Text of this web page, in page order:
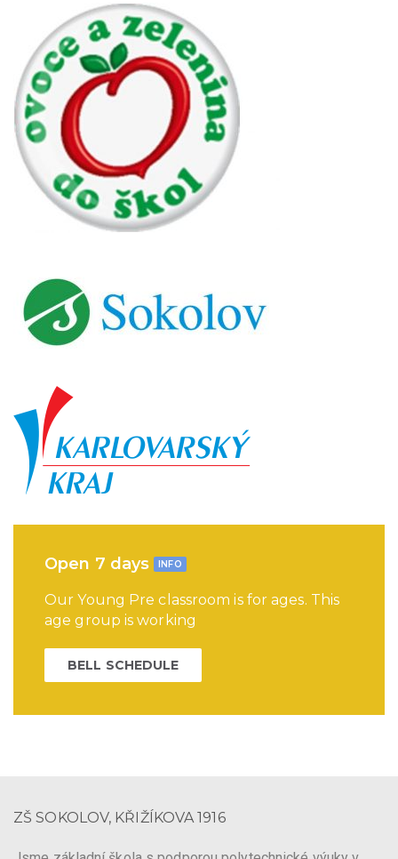
Open 7 days INFO
Our Young Pre classroom is for ages. This
age group is working
BELL SCHEDULE
ZŠ SOKOLOV, KŘIŽÍKOVA 1916